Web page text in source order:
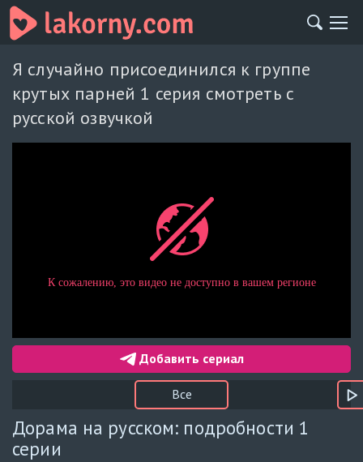
Я случайно присоединился к группе
крутых парней 1 серия смотреть с
русской озвучкой
Добавить сериал
Все
Дорама на русском: подробности 1
серии